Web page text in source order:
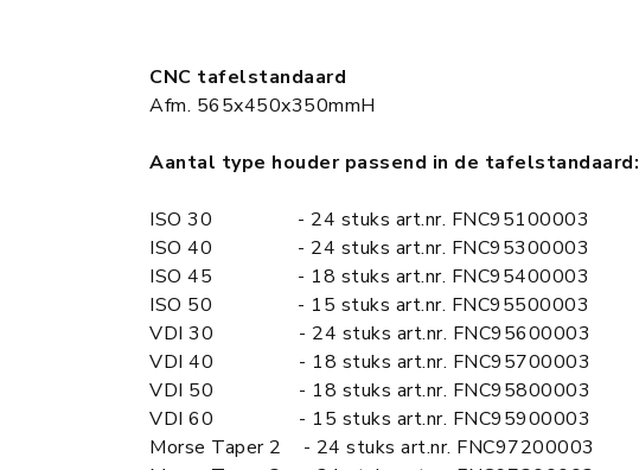
CNC tafelstandaard
Afm. 565x450x350mmH
Aantal type houder passend in de tafelstandaard:
ISO 30 - 24 stuks art.nr. FNC95100003
ISO 40 - 24 stuks art.nr. FNC95300003
ISO 45 - 18 stuks art.nr. FNC95400003
ISO 50 - 15 stuks art.nr. FNC95500003
VDI 30 - 24 stuks art.nr. FNC95600003
VDI 40 - 18 stuks art.nr. FNC95700003
VDI 50 - 18 stuks art.nr. FNC95800003
VDI 60 - 15 stuks art.nr. FNC95900003
Morse Taper 2 - 24 stuks art.nr. FNC97200003